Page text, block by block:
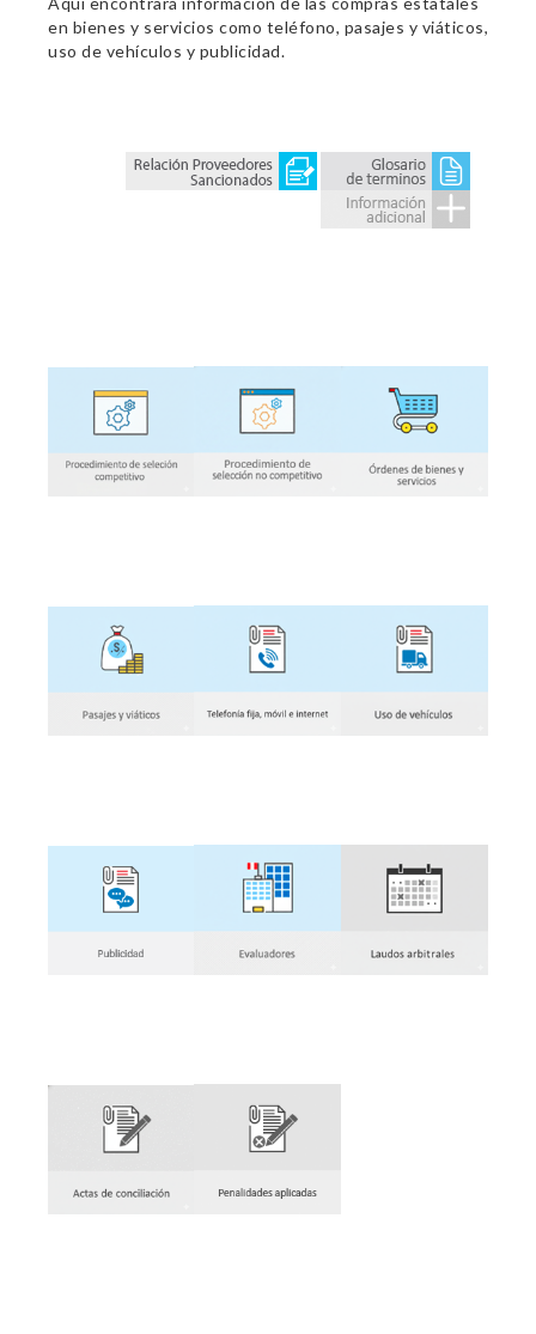
en bienes y servicios como teléfono, pasajes y viáticos,
uso de vehículos y publicidad.